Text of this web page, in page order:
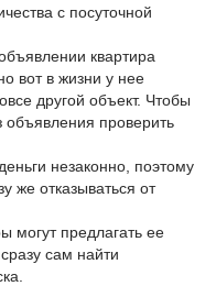
с посуточной
квартира
вот в жизни у нее
другой объект. Чтобы
проверить
незаконно, поэтому
же отказываться от
могут предлагать ее
сам найти